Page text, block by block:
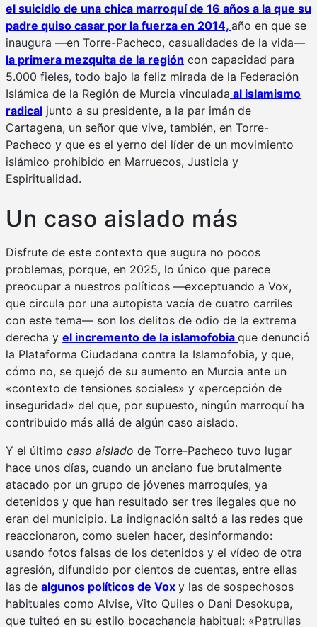
el suicidio de una chica marroquí de 16 años a la que su
padre quiso casar por la fuerza en 2014, año en que se
inaugura —en Torre-Pacheco, casualidades de la vida—
la primera mezquita de la región con capacidad para
5.000 fieles, todo bajo la feliz mirada de la Federación
Islámica de la Región de Murcia vinculada al islamismo
radical junto a su presidente, a la par imán de
Cartagena, un señor que vive, también, en Torre-
Pacheco y que es el yerno del líder de un movimiento
islámico prohibido en Marruecos, Justicia y
Espiritualidad.
Un caso aislado más
Disfrute de este contexto que augura no pocos
problemas, porque, en 2025, lo único que parece
preocupar a nuestros políticos —exceptuando a Vox,
que circula por una autopista vacía de cuatro carriles
con este tema— son los delitos de odio de la extrema
derecha y el incremento de la islamofobia que denunció
la Plataforma Ciudadana contra la Islamofobia, y que,
cómo no, se quejó de su aumento en Murcia ante un
«contexto de tensiones sociales» y «percepción de
inseguridad» del que, por supuesto, ningún marroquí ha
contribuido más allá de algún caso aislado.
Y el último caso aislado de Torre-Pacheco tuvo lugar
hace unos días, cuando un anciano fue brutalmente
atacado por un grupo de jóvenes marroquíes, ya
detenidos y que han resultado ser tres ilegales que no
eran del municipio. La indignación saltó a las redes que
reaccionaron, como suelen hacer, desinformando:
usando fotos falsas de los detenidos y el vídeo de otra
agresión, difundido por cientos de cuentas, entre ellas
las de algunos políticos de Vox y las de sospechosos
habituales como Alvise, Vito Quiles o Dani Desokupa,
que tuiteó en su estilo bocachancla habitual: «Patrullas